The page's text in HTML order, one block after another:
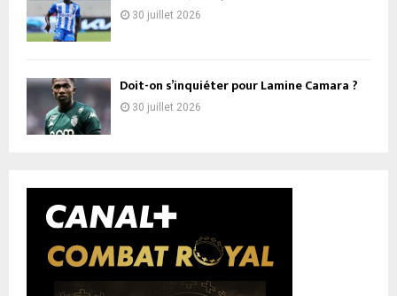
30 juillet 2026
Doit-on s’inquiéter pour Lamine Camara ?
30 juillet 2026